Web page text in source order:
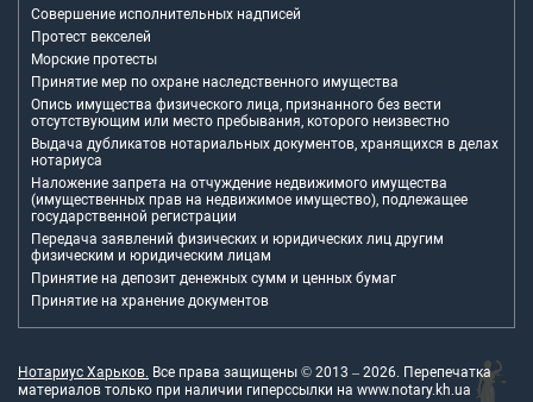
Совершение исполнительных надписей
Протест векселей
Морские протесты
Принятие мер по охране наследственного имущества
Опись имущества физического лица, признанного без вести
отсутствующим или место пребывания, которого неизвестно
Выдача дубликатов нотариальных документов, хранящихся в делах
нотариуса
Наложение запрета на отчуждение недвижимого имущества
(имущественных прав на недвижимое имущество), подлежащее
государственной регистрации
Передача заявлений физических и юридических лиц другим
физическим и юридическим лицам
Принятие на депозит денежных сумм и ценных бумаг
Принятие на хранение документов
Нотариус Харьков. Все права защищены © 2013 – 2026. Перепечатка
материалов только при наличии гиперссылки на www.notary.kh.ua